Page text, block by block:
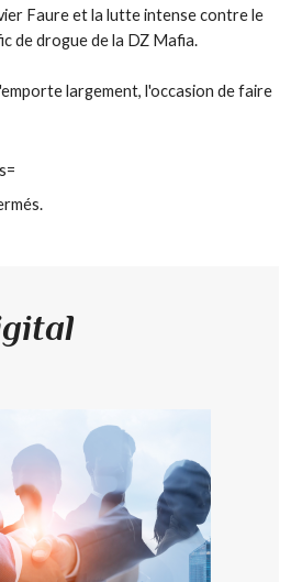
Faure et la lutte intense contre le
de drogue de la DZ Mafia.
largement, l'occasion de faire